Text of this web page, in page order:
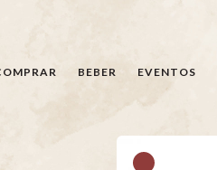
BEBER EVENTOS